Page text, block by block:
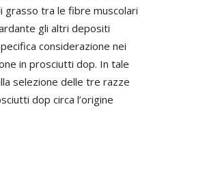
grasso tra le fibre muscolari
gli altri depositi
considerazione nei
in prosciutti dop. In tale
selezione delle tre razze
dop circa l’origine